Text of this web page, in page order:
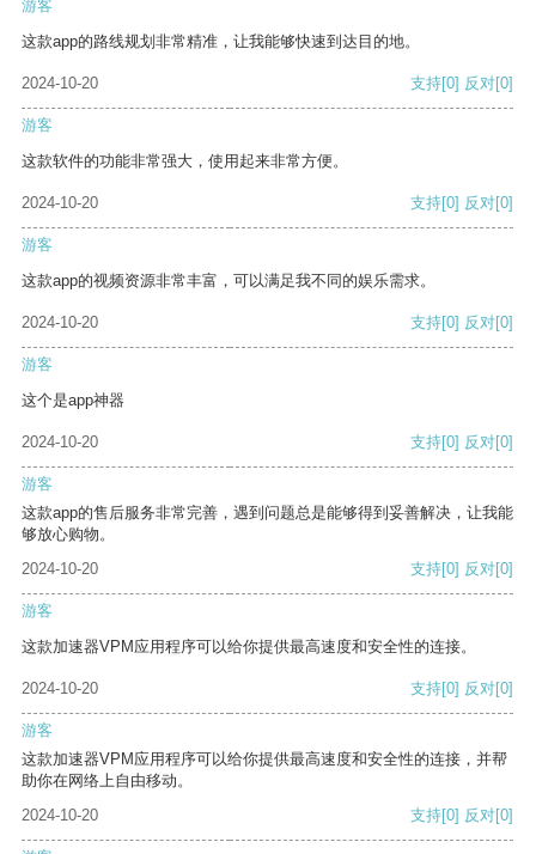
游客
这款app的路线规划非常精准，让我能够快速到达目的地。
2024-10-20 支持[0] 反对[0]
游客
这款软件的功能非常强大，使用起来非常方便。
2024-10-20 支持[0] 反对[0]
游客
这款app的视频资源非常丰富，可以满足我不同的娱乐需求。
2024-10-20 支持[0] 反对[0]
游客
这个是app神器
2024-10-20 支持[0] 反对[0]
游客
这款app的售后服务非常完善，遇到问题总是能够得到妥善解决，让我能
够放心购物。
2024-10-20
支持[0] 反对[0]
游客
这款加速器VPM应用程序可以给你提供最高速度和安全性的连接。
2024-10-20 支持[0] 反对[0]
游客
这款加速器VPM应用程序可以给你提供最高速度和安全性的连接，并帮
助你在网络上自由移动。
2024-10-20
支持[0] 反对[0]